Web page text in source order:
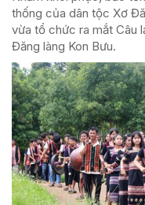
thống của dân tộc Xơ
vừa tổ chức ra mắt Câu
Đăng làng Kon Bưu.